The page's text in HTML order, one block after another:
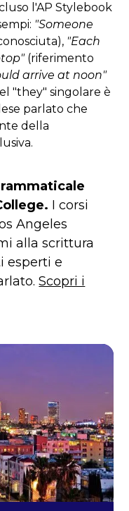
l'AP Stylebook
"Someone
"Each
(riferimento
arrive at noon"
"they" singolare è
parlato che
della
I corsi
Angeles
alla scrittura
esperti e
Scopri i